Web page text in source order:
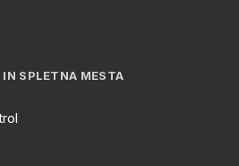
SPLETNA MESTA